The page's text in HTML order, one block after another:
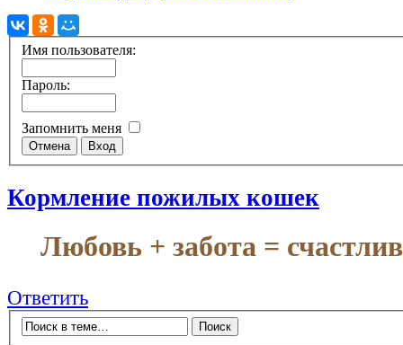
Имя пользователя:
Пароль:
Запомнить меня
Кормление пожилых кошек
Любовь + забота =
Ответить